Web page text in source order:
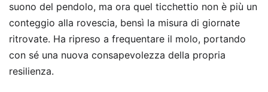
suono del pendolo, ma ora quel ticchettio non è più un
conteggio alla rovescia, bensì la misura di giornate
ritrovate. Ha ripreso a frequentare il molo, portando
con sé una nuova consapevolezza della propria
resilienza.